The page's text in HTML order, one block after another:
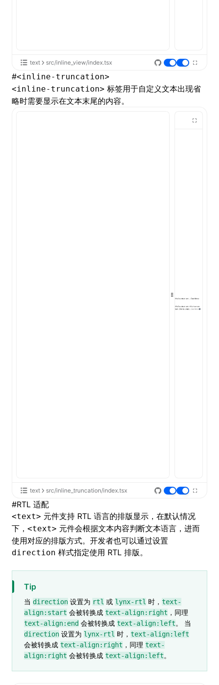
text src/inline_view/index.tsx
#<inline-truncation>
<inline-truncation> 标签用于自定义文本出现省
略时需要显示在文本末尾的内容。
text src/inline_truncation/index.tsx
#RTL 适配
<text> 元件支持 RTL 语言的排版显示，在默认情况
下， <text> 元件会根据文本内容判断文本语言，进而
使用对应的排版方式。开发者也可以通过设置
direction 样式指定使用 RTL 排版。
Tip
当 direction 设置为 rtl 或 lynx-rtl 时， text-
align:start 会被转换成 text-align:right ，同理
text-align:end 会被转换成 text-align:left。 当
direction 设置为 lynx-rtl 时， text-align:left
会被转换成 text-align:right ，同理 text-
align:right 会被转换成 text-align:left。